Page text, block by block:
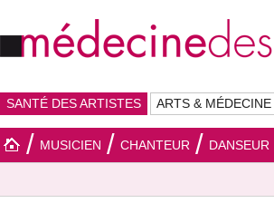
SANTÉ DES ARTISTES ARTS & MÉDECINE
MUSICIEN CHANTEUR DANSEUR